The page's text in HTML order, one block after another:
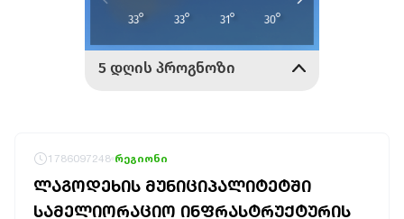
1786097248 რეგიონი
ᲚᲐᲒᲝᲓᲔᲮᲘᲡ ᲛᲣᲜᲘᲪᲘᲞᲐᲚᲘᲢᲔᲢᲨᲘ
ᲡᲐᲛᲔᲚᲘᲝᲠᲐᲪᲘᲝ ᲘᲜᲤᲠᲐᲡᲢᲠᲣᲥᲢᲣᲠᲘᲡ